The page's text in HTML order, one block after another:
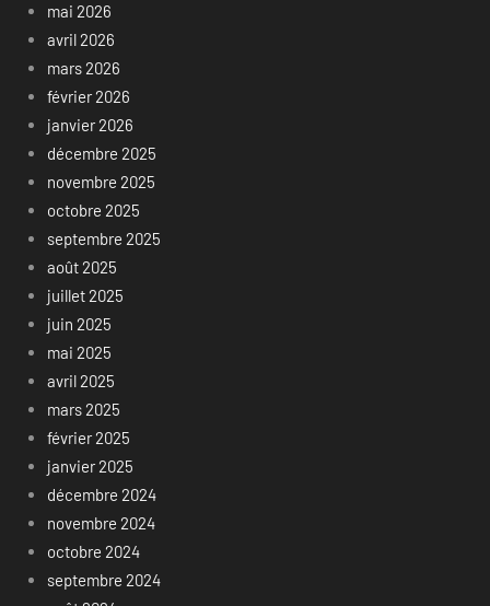
mai 2026
avril 2026
mars 2026
février 2026
janvier 2026
décembre 2025
novembre 2025
octobre 2025
septembre 2025
août 2025
juillet 2025
juin 2025
mai 2025
avril 2025
mars 2025
février 2025
janvier 2025
décembre 2024
novembre 2024
octobre 2024
septembre 2024